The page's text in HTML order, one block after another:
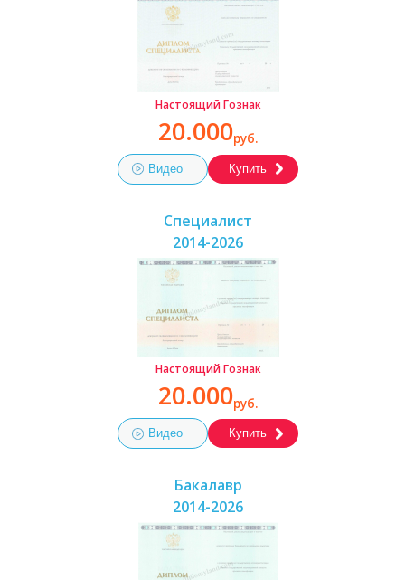
Настоящий Гознак
20.000руб.
Видео Купить
Специалист
2014-2026
Настоящий Гознак
20.000руб.
Видео Купить
Бакалавр
2014-2026